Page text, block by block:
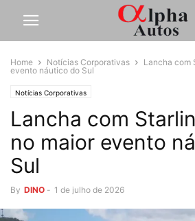
Home Notícias Corporativas
Lancha com
evento náutico do Sul
Notícias Corporativas
Lancha com
no maior evento
Sul
By DINO - 1 de julho de 2026